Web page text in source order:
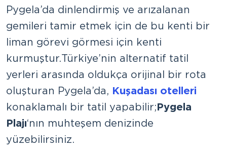
Pygela’da dinlendirmiş ve arızalanan
gemileri tamir etmek için de bu kenti bir
liman görevi görmesi için kenti
kurmuştur. Türkiye’nin alternatif tatil
yerleri arasında oldukça orijinal bir rota
oluşturan Pygela’da, Kuşadası otelleri
konaklamalı bir tatil yapabilir;Pygela
Plajı‘nın muhteşem denizinde
yüzebilirsiniz.